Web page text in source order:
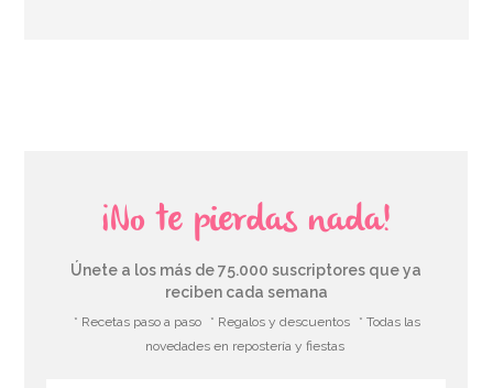
¡No te pierdas nada!
Únete a los más de 75.000 suscriptores que ya
reciben cada semana
* Recetas paso a paso * Regalos y descuentos
* Todas las
novedades en repostería y fiestas